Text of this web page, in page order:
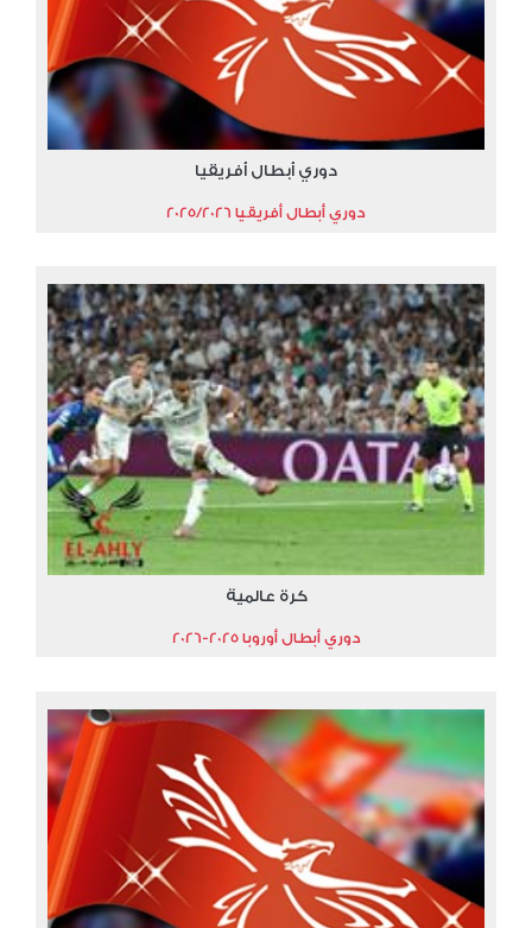
دوري أبطال أفريقيا
دوري أبطال أفريقيا 2025/2026
كرة عالمية
دوري أبطال أوروبا 2025-2026